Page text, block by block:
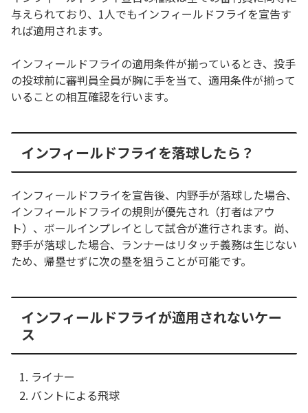
与えられており、1人でもインフィールドフライを宣告す
れば適用されます。
インフィールドフライの適用条件が揃っているとき、投手
の投球前に審判員全員が胸に手を当て、適用条件が揃って
いることの相互確認を行います。
インフィールドフライを落球したら？
インフィールドフライを宣告後、内野手が落球した場合、
インフィールドフライの規則が優先され（打者はアウ
ト）、ボールインプレイとして試合が進行されます。尚、
野手が落球した場合、ランナーはリタッチ義務は生じない
ため、帰塁せずに次の塁を狙うことが可能です。
インフィールドフライが適用されないケー
ス
ライナー
バントによる飛球